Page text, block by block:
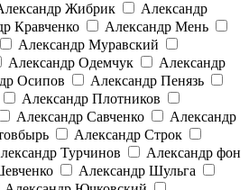
Жибрик
Александр
Кравченко
Александр Мень
Александр Муравский
Александр Одемчук
Александр
Осипов
Александр Пенязь
Александр Плотников
Александр Савченко
Александр
Александр Строк
Турчинов
Александр фон
Александр Шульга